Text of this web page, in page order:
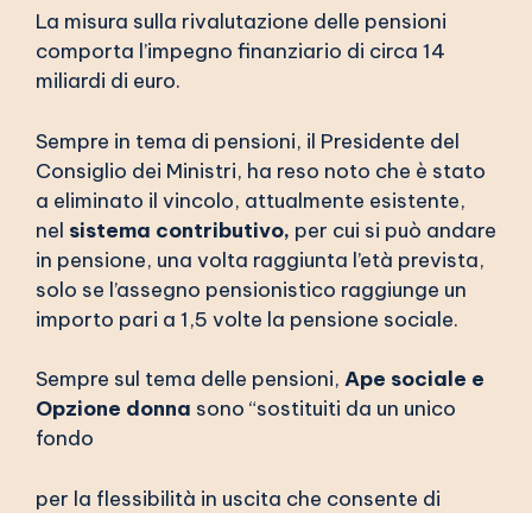
La misura sulla rivalutazione delle pensioni
comporta l’impegno finanziario di circa 14
miliardi di euro.
Sempre in tema di pensioni, il Presidente del
Consiglio dei Ministri, ha reso noto che è stato
a eliminato il vincolo, attualmente esistente,
nel sistema contributivo, per cui si può andare
in pensione, una volta raggiunta l’età prevista,
solo se l’assegno pensionistico raggiunge un
importo pari a 1,5 volte la pensione sociale.
Sempre sul tema delle pensioni, Ape sociale e
Opzione donna sono “sostituiti da un unico
fondo
per la flessibilità in uscita che consente di